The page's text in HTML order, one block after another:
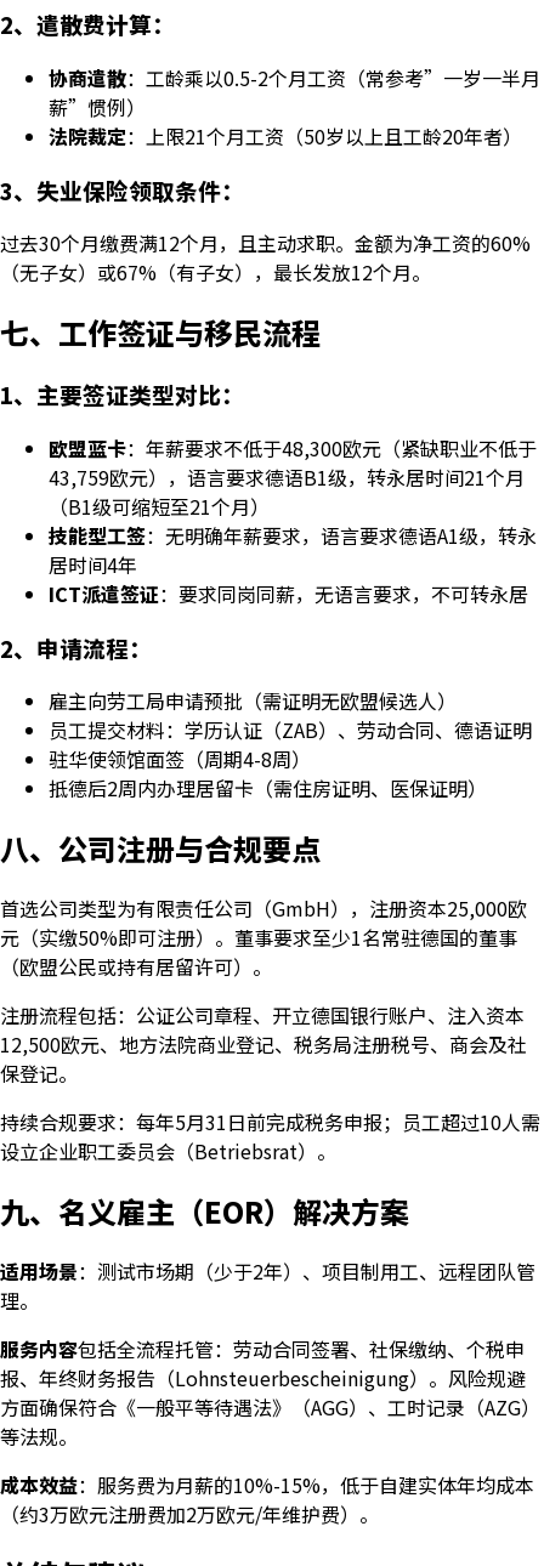
2、遣散费计算：
协商遣散：工龄乘以0.5-2个月工资（常参考”一岁一半月
薪”惯例）
法院裁定：上限21个月工资（50岁以上且工龄20年者）
3、失业保险领取条件：
过去30个月缴费满12个月，且主动求职。金额为净工资的60%
（无子女）或67%（有子女），最长发放12个月。
七、工作签证与移民流程
1、主要签证类型对比：
欧盟蓝卡：年薪要求不低于48,300欧元（紧缺职业不低于
43,759欧元），语言要求德语B1级，转永居时间21个月
（B1级可缩短至21个月）
技能型工签：无明确年薪要求，语言要求德语A1级，转永
居时间4年
ICT派遣签证：要求同岗同薪，无语言要求，不可转永居
2、申请流程：
雇主向劳工局申请预批（需证明无欧盟候选人）
员工提交材料：学历认证（ZAB）、劳动合同、德语证明
驻华使领馆面签（周期4-8周）
抵德后2周内办理居留卡（需住房证明、医保证明）
八、公司注册与合规要点
首选公司类型为有限责任公司（GmbH），注册资本25,000欧
元（实缴50%即可注册）。董事要求至少1名常驻德国的董事
（欧盟公民或持有居留许可）。
注册流程包括：公证公司章程、开立德国银行账户、注入资本
12,500欧元、地方法院商业登记、税务局注册税号、商会及社
保登记。
持续合规要求：每年5月31日前完成税务申报；员工超过10人需
设立企业职工委员会（Betriebsrat）。
九、名义雇主（EOR）解决方案
适用场景：测试市场期（少于2年）、项目制用工、远程团队管
理。
服务内容包括全流程托管：劳动合同签署、社保缴纳、个税申
报、年终财务报告（Lohnsteuerbescheinigung）。风险规避
方面确保符合《一般平等待遇法》（AGG）、工时记录（AZG）
等法规。
成本效益：服务费为月薪的10%-15%，低于自建实体年均成本
（约3万欧元注册费加2万欧元/年维护费）。